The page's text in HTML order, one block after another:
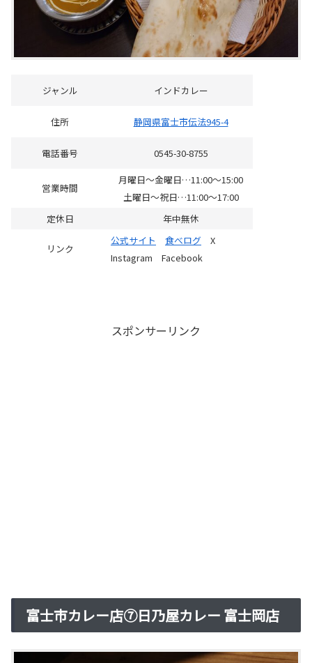
ジャンル インドカレー
住所 静岡県富士市伝法945-4
電話番号 0545-30-8755
営業時間
月曜日～金曜日…11:00～15:00
土曜日～祝日…11:00～17:00
定休日
年中無休
リンク
公式サイト 食べログ X
Instagram Facebook
スポンサーリンク
富士市カレー店⑦日乃屋カレー 富士岡店